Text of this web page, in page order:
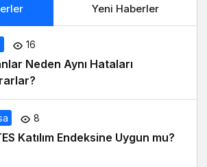
Yeni Haberler
16
Neden Aynı Hataları
8
Katılım Endeksine Uygun mu?